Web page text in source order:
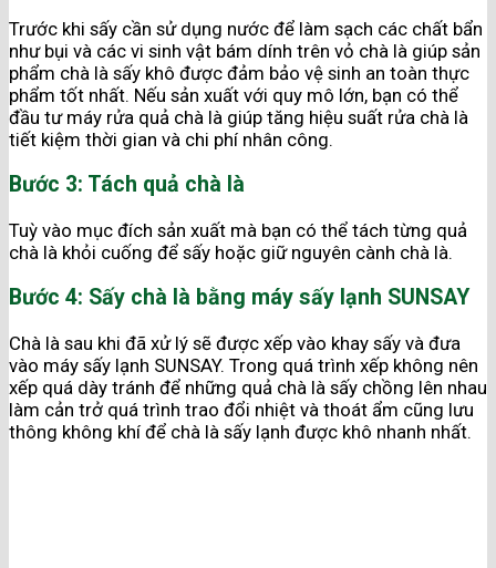
Trước khi sấy cần sử dụng nước để làm sạch các chất bẩn
như bụi và các vi sinh vật bám dính trên vỏ chà là giúp sản
phẩm chà là sấy khô được đảm bảo vệ sinh an toàn thực
phẩm tốt nhất. Nếu sản xuất với quy mô lớn, bạn có thể
đầu tư máy rửa quả chà là giúp tăng hiệu suất rửa chà là
tiết kiệm thời gian và chi phí nhân công.
Bước 3: Tách quả chà là
Tuỳ vào mục đích sản xuất mà bạn có thể tách từng quả
chà là khỏi cuống để sấy hoặc giữ nguyên cành chà là.
Bước 4: Sấy chà là bằng máy sấy lạnh SUNSAY
Chà là sau khi đã xử lý sẽ được xếp vào khay sấy và đưa
vào máy sấy lạnh SUNSAY. Trong quá trình xếp không nên
xếp quá dày tránh để những quả chà là sấy chồng lên nhau
làm cản trở quá trình trao đổi nhiệt và thoát ẩm cũng lưu
thông không khí để chà là sấy lạnh được khô nhanh nhất.